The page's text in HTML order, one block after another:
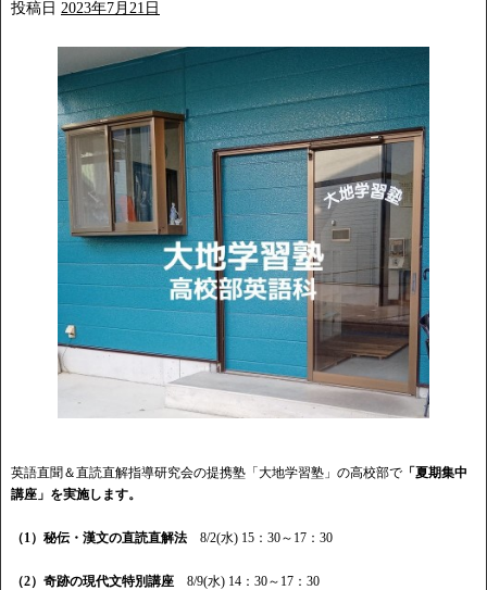
投稿日 2023年7月21日
英語直聞＆直読直解指導研究会の提携塾「大地学習塾」の高校部で 「夏期集中
講座」を実施します。
（1）秘伝・漢文の直読直解法 8/2(水) 15：30～17：30
（2）奇跡の現代文特別講座 8/9(水) 14：30～17：30